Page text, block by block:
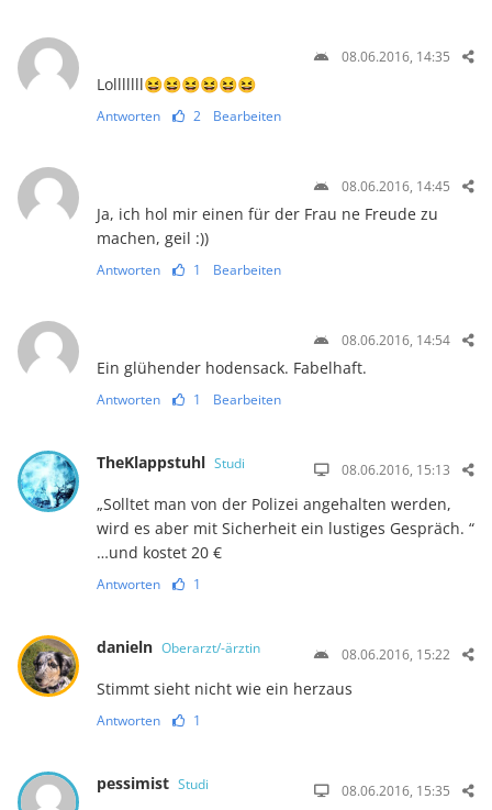
08.06.2016, 14:35
Lolllllll😆😆😆😆😆😆
Antworten 2 Bearbeiten
08.06.2016, 14:45
Ja, ich hol mir einen für der Frau ne Freude zu
machen, geil :))
Antworten 1 Bearbeiten
08.06.2016, 14:54
Ein glühender hodensack. Fabelhaft.
Antworten 1 Bearbeiten
TheKlappstuhl Studi 08.06.2016, 15:13
„Solltet man von der Polizei angehalten werden,
wird es aber mit Sicherheit ein lustiges Gespräch. “
…und kostet 20 €
Antworten 1
danieln Oberarzt/-ärztin 08.06.2016, 15:22
Stimmt sieht nicht wie ein herzaus
Antworten 1
pessimist Studi 08.06.2016, 15:35